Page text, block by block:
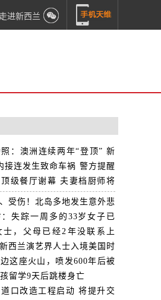
走进新西兰
：澳洲连续两年“登顶” 新
接连发生致命车祸 警方提醒
全
级餐厅谢幕 夫妻档厨师将
”餐馆
受伤！北岛多地发生意外悲
险情失踪一周多的33岁女子已
士，父母已经2年没联系上
你的声音
西兰演艺界人士入境美国时
这座火山，喷发600年后被
温热
留学9天后跳楼身亡
口改造工程启动 将提升交